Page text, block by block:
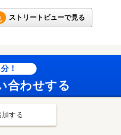
ストリートビューで見る
！
合わせする
する